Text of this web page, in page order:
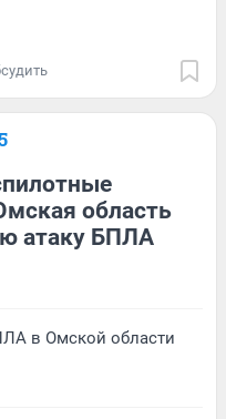
область
атаку БПЛА
в Омской области